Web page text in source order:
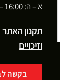
א – ה: 16:00 – 09:00
תקנון האתר
וזיכויים
בקשה